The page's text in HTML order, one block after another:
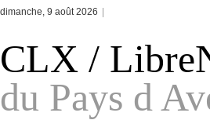
dimanche, 9 août 2026
CLX /
du Pays d